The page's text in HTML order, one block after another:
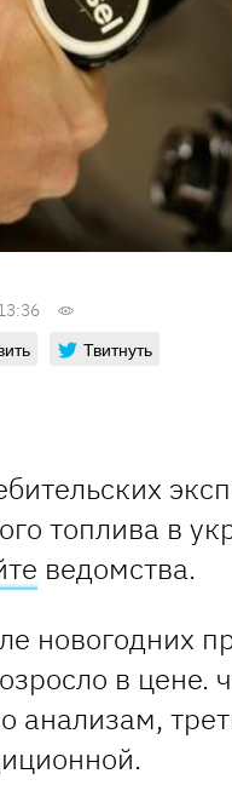
Твитнуть
топлива в
ведомства.
новогодних
в цене.
анализам,